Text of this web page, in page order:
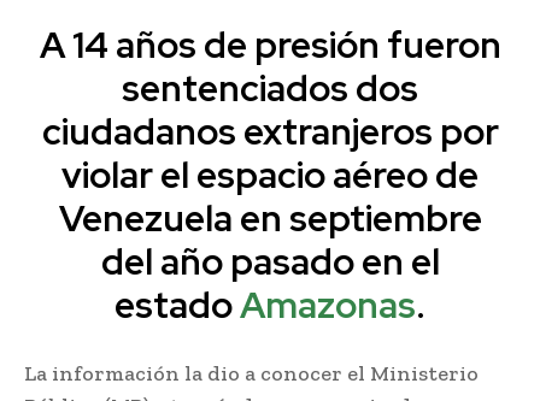
A 14 años de presión fueron
sentenciados dos
ciudadanos extranjeros por
violar el espacio aéreo de
Venezuela en septiembre
del año pasado en el
estadoAmazonas.
La información la dio a conocer el Ministerio